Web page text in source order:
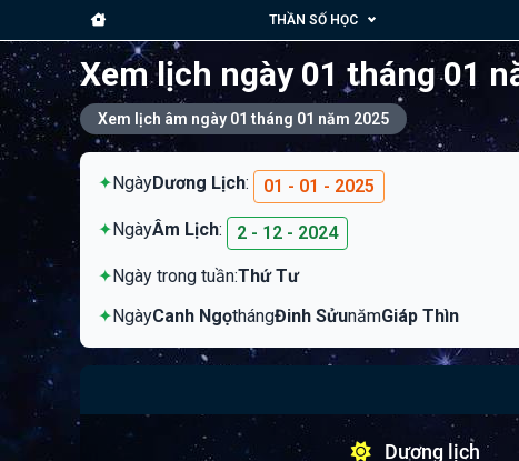
THẦN SỐ HỌC
Xem lịch ngày 01 tháng 01
Xem lịch âm ngày 01 tháng 01 năm 2025
✦NgàyDương Lịch: 01 - 01 - 2025
✦NgàyÂm Lịch: 2 - 12 - 2024
✦Ngày trong tuần:Thứ Tư
✦NgàyCanh NgọthángĐinh SửunămGiáp Thìn
Dương lịch